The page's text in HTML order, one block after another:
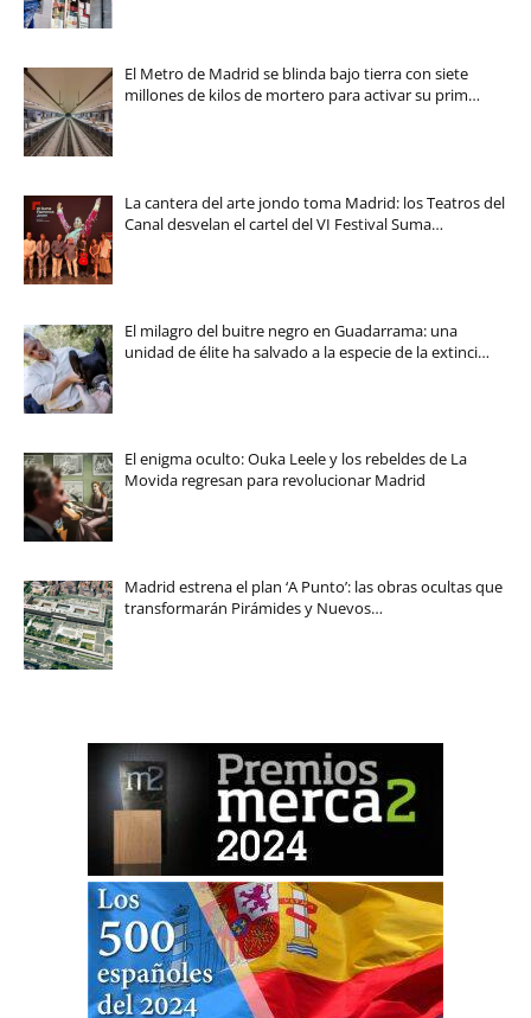
El Metro de Madrid se blinda bajo tierra con siete
millones de kilos de mortero para activar su prim…
La cantera del arte jondo toma Madrid: los Teatros del
Canal desvelan el cartel del VI Festival Suma…
El milagro del buitre negro en Guadarrama: una
unidad de élite ha salvado a la especie de la extinci…
El enigma oculto: Ouka Leele y los rebeldes de La
Movida regresan para revolucionar Madrid
Madrid estrena el plan ‘A Punto’: las obras ocultas que
transformarán Pirámides y Nuevos…